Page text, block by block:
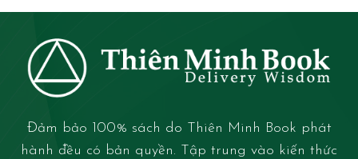
Đảm bảo 100% sách do Thiên Minh Book phát
hành đều có bản quyền. Tập trung vào kiến thức